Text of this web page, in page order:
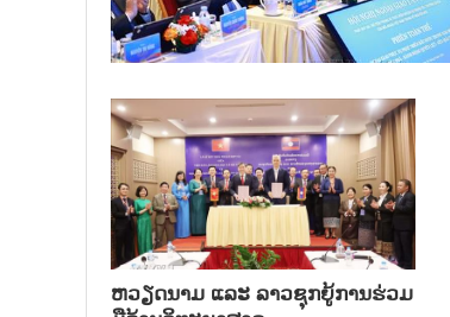
ຫວຽດ​ນາມ ແລະ ລາວ​ຊຸກ​ຍູ້​ການ​ຮ່ວມ​